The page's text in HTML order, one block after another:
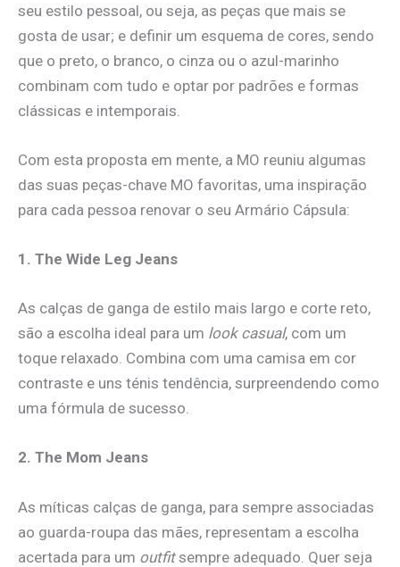
seu estilo pessoal, ou seja, as peças que mais se
gosta de usar; e definir um esquema de cores, sendo
que o preto, o branco, o cinza ou o azul-marinho
combinam com tudo e optar por padrões e formas
clássicas e intemporais.
Com esta proposta em mente, a MO reuniu algumas
das suas peças-chave MO favoritas, uma inspiração
para cada pessoa renovar o seu Armário Cápsula:
1. The Wide Leg Jeans
As calças de ganga de estilo mais largo e corte reto,
são a escolha ideal para um look casual, com um
toque relaxado. Combina com uma camisa em cor
contraste e uns ténis tendência, surpreendendo como
uma fórmula de sucesso.
2. The Mom Jeans
As míticas calças de ganga, para sempre associadas
ao guarda-roupa das mães, representam a escolha
acertada para um outfitsempre adequado. Quer seja